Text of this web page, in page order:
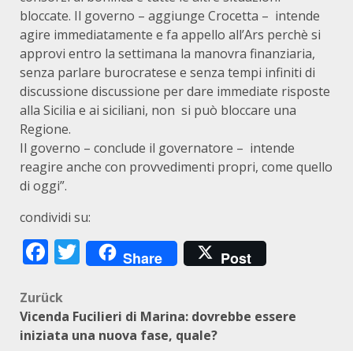
bloccate. Il governo – aggiunge Crocetta – intende
agire immediatamente e fa appello all’Ars perchè si
approvi entro la settimana la manovra finanziaria,
senza parlare burocratese e senza tempi infiniti di
discussione discussione per dare immediate risposte
alla Sicilia e ai siciliani, non si può bloccare una
Regione.
Il governo – conclude il governatore – intende
reagire anche con provvedimenti propri, come quello
di oggi”.
condividi su:
Facebook
Twitter
Share Post
Beitragsnavigation
Zurück
Vicenda Fucilieri di Marina: dovrebbe essere
iniziata una nuova fase, quale?